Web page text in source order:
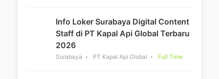
Info Loker Surabaya Digital Content
Staff di PT Kapal Api Global Terbaru
2026
Surabaya PT Kapal Api Global Full Time